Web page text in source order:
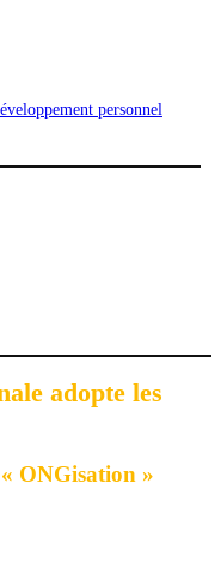
personnel
adopte les
ONGisation »